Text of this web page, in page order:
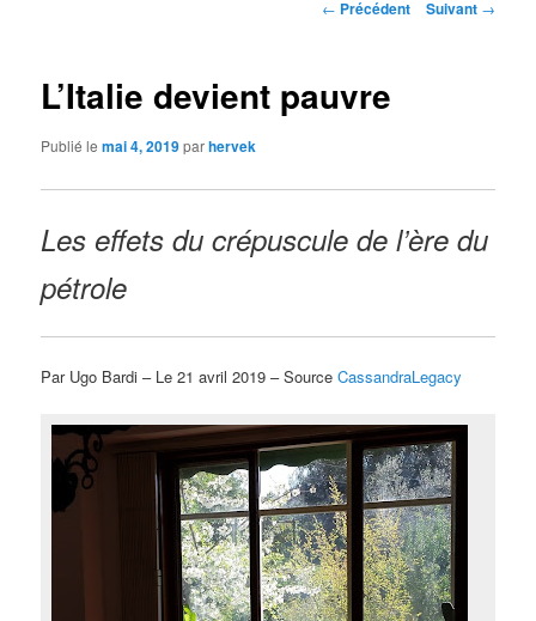
Navigation
← Précédent Suivant →
L’Italie devient pauvre
Publié lemai 4, 2019parhervek
Les effets du crépuscule de l’ère du
pétrole
Par Ugo Bardi – Le 21 avril 2019 – SourceCassandraLegacy